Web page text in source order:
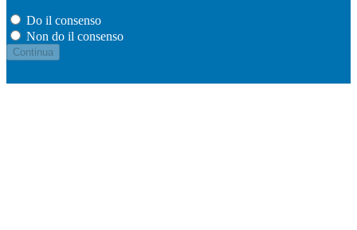
Do il consenso
Non do il consenso